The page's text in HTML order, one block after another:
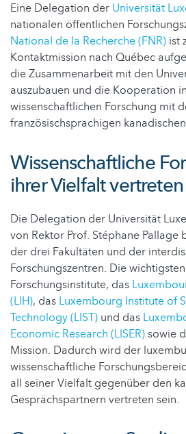
Eine Delegation der Universität
nationalen öffentlichen
National de la Recherche (FNR) ist
Kontaktmission nach Québec
die Zusammenarbeit mit den
auszubauen und die Kooperation
wissenschaftlichen Forschung mit
französischsprachigen
Wissenschaftliche
ihrer Vielfalt vertreten
Die Delegation der Universität
von Rektor Prof. Stéphane Pallage
der drei Fakultäten und der
Forschungszentren. Die
Forschungsinstitute, das
(LIH), das Luxembourg Institute of
Technology (LIST) und das
Economic Research (LISER)sowie
Mission. Dadurch wird der
wissenschaftliche
all seiner Vielfalt gegenüber den
Gesprächspartnern vertreten sein.